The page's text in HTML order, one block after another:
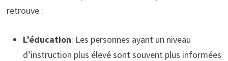
retrouve :
L’éducation: Les personnes ayant un niveau
d’instruction plus élevé sont souvent plus informées